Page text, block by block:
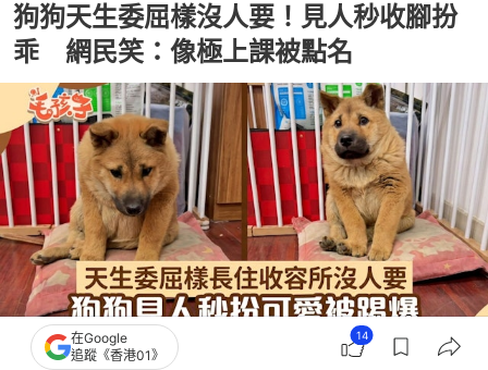
狗狗天生委屈樣沒人要！見人秒收腳扮
乖 網民笑：像極上課被點名
撰文：狗與愛的世界
在Google
追蹤《香港01》
14